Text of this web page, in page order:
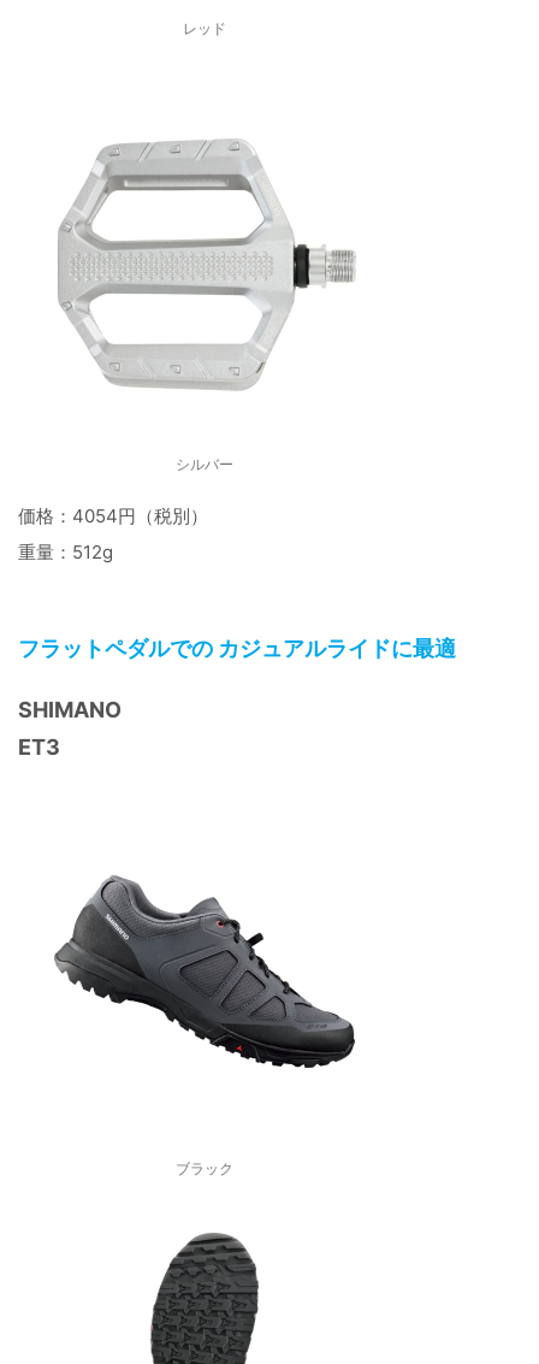
レッド
シルバー
価格：4054円（税別）
重量：512g
フラットペダルでの カジュアルライドに最適
SHIMANO
ET3
ブラック